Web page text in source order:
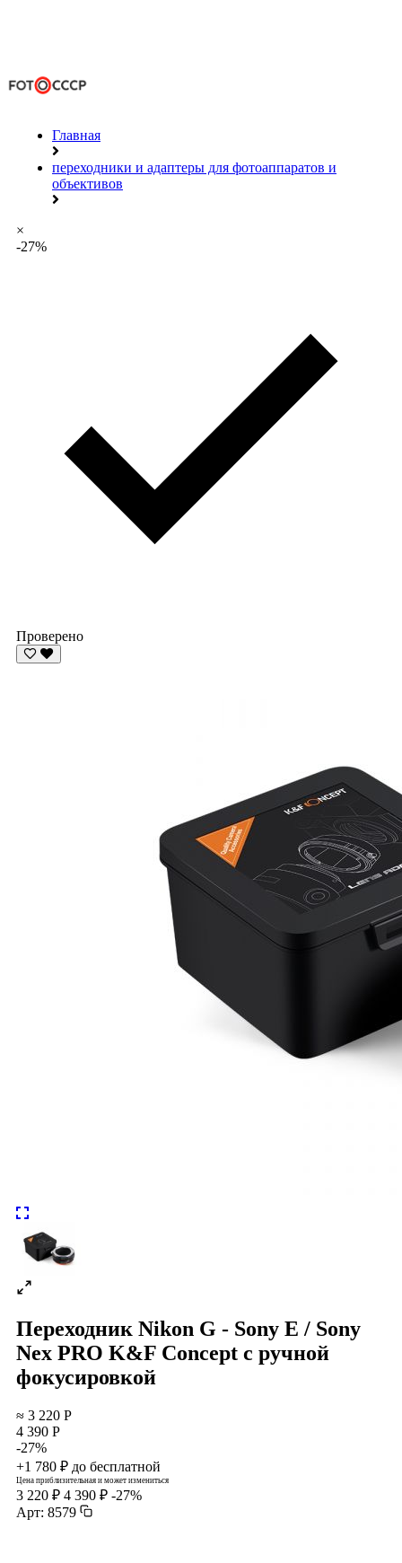
Главная
переходники и адаптеры для фотоаппаратов и
объективов
×
-27%
Проверено
Переходник Nikon G - Sony E / Sony
Nex PRO K&F Concept с ручной
фокусировкой
≈ 3 220 Р
4 390 Р
-27%
+1 780 ₽ до бесплатной
Цена приблизительная и может измениться
3 220 ₽ 4 390 ₽ -27%
Арт: 8579